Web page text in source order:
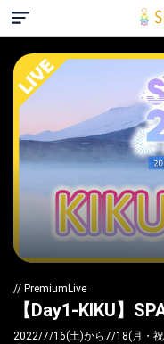
// PremiumLive
【Day1-KIKU】
2022/7/16(土)から7/18(月・